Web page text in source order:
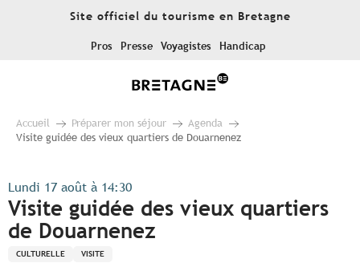
Site officiel du tourisme en Bretagne
Pros Presse Voyagistes Handicap
Accueil Préparer mon séjour
Agenda
Visite guidée des vieux quartiers de Douarnenez
Lundi 17 août à 14:30
Visite guidée des vieux quartiers
de Douarnenez
CULTURELLE VISITE